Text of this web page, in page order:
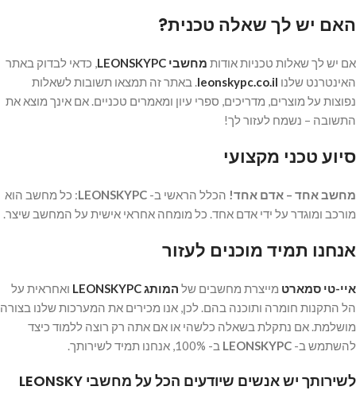
האם יש לך שאלה טכנית?
אם יש לך שאלות טכניות אודות מחשבי LEONSKYPC
, כדאי לבדוק באתר
האינטרנט שלנו leonskypc.co.il. באתר זה תמצאו תשובות לשאלות
נפוצות על מוצרים, מדריכים, ספרי עיון ומאמרים טכניים. אם אינך מוצא את
התשובה – נשמח לעזור לך!
סיוע טכני מקצועי
מחשב אחד – אדם אחד! הכלל הראשי ב- LEONSKYPC: כל מחשב הוא
מורכב ומוגדר על ידי אדם אחד. כל מומחה אחראי אישית על המחשב שיצר.
אנחנו תמיד מוכנים לעזור
איי-טי סמארט מייצרת מחשבים של המותג LEONSKYPC
ואחראית על
הל התקנות חומרה ותוכנה בהם. לכן, אנו מכירים את המערכות שלנו בצורה
מושלמת. אם נתקלת בשאלה כלשהי או אם אתה רק רוצה ללמוד כיצד
להשתמש ב- LEONSKYPC ב- 100%, אנחנו תמיד לשירותך.
לשירותך יש אנשים שיודעים הכל על מחשבי LEONSKY